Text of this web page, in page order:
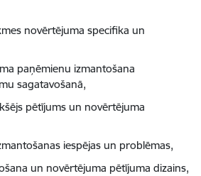
novērtējuma specifika un
paņēmienu izmantošana
sagatavošanā,
pētījums un novērtējuma
iespējas un problēmas,
un novērtējuma pētījuma dizains,